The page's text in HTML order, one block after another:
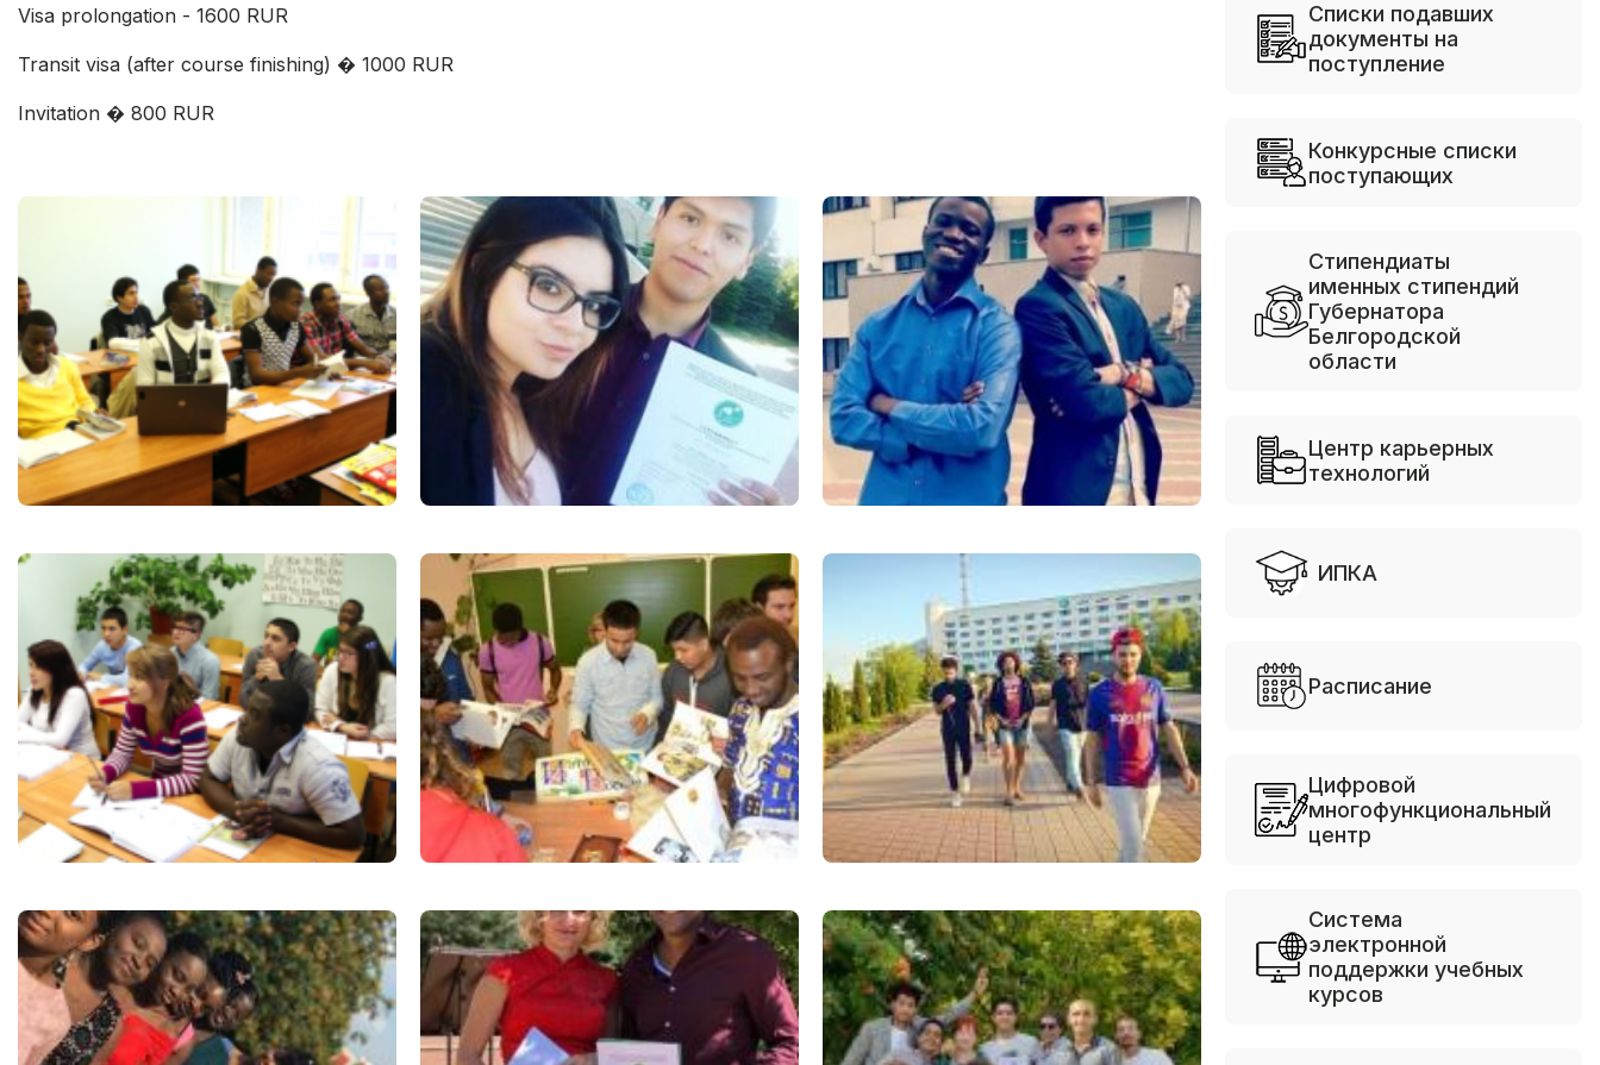
Visa prolongation - 1600 RUR
Transit visa (after course finishing) � 1000 RUR
Invitation � 800 RUR
Списки подавших
документы на
поступление
Конкурсные списки
поступающих
Стипендиаты
именных стипендий
Губернатора
Белгородской
области
Центр карьерных
технологий
ИПКА
Расписание
Цифровой
многофункциональный
центр
Система
электронной
поддержки учебных
курсов